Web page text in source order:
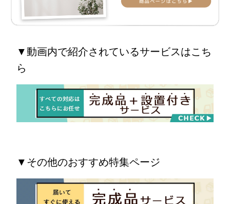
▼動画内で紹介されているサービスはこち
ら
▼その他のおすすめ特集ページ